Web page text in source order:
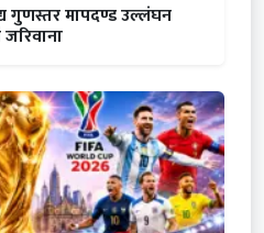
गुणस्तर मापदण्ड उल्लंघन